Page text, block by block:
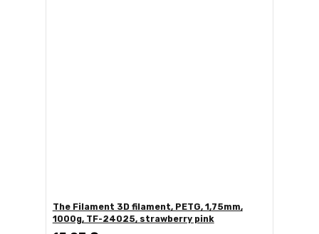
The Filament 3D filament, PETG, 1,75mm,
1000g, TF-24025, strawberry pink